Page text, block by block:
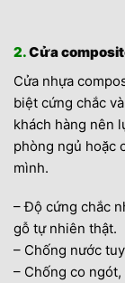
2.Cửa
Cửa nhựa
biệt cứng chắc
khách hàng nên
phòng ngủ hoặc
mình.
– Độ cứng chắc
gỗ tự nhiên thật.
– Chống nước
– Chống co